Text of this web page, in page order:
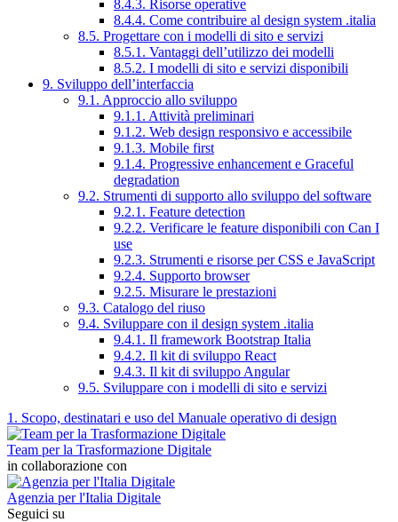
8.4.3. Risorse operative
8.4.4. Come contribuire al design system .italia
8.5. Progettare con i modelli di sito e servizi
8.5.1. Vantaggi dell’utilizzo dei modelli
8.5.2. I modelli di sito e servizi disponibili
9. Sviluppo dell’interfaccia
9.1. Approccio allo sviluppo
9.1.1. Attività preliminari
9.1.2. Web design responsivo e accessibile
9.1.3. Mobile first
9.1.4. Progressive enhancement e Graceful
degradation
9.2. Strumenti di supporto allo sviluppo del software
9.2.1. Feature detection
9.2.2. Verificare le feature disponibili con Can I
use
9.2.3. Strumenti e risorse per CSS e JavaScript
9.2.4. Supporto browser
9.2.5. Misurare le prestazioni
9.3. Catalogo del riuso
9.4. Sviluppare con il design system .italia
9.4.1. Il framework Bootstrap Italia
9.4.2. Il kit di sviluppo React
9.4.3. Il kit di sviluppo Angular
9.5. Sviluppare con i modelli di sito e servizi
1. Scopo, destinatari e uso del Manuale operativo di design
Team per la Trasformazione Digitale
in collaborazione con
Agenzia per l'Italia Digitale
Seguici su